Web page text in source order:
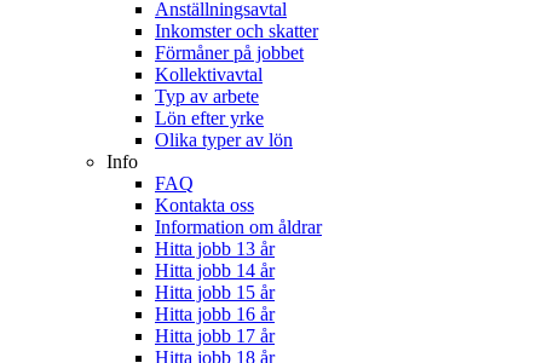
Anställningsavtal
Inkomster och skatter
Förmåner på jobbet
Kollektivavtal
Typ av arbete
Lön efter yrke
Olika typer av lön
Info
FAQ
Kontakta oss
Information om åldrar
Hitta jobb 13 år
Hitta jobb 14 år
Hitta jobb 15 år
Hitta jobb 16 år
Hitta jobb 17 år
Hitta jobb 18 år